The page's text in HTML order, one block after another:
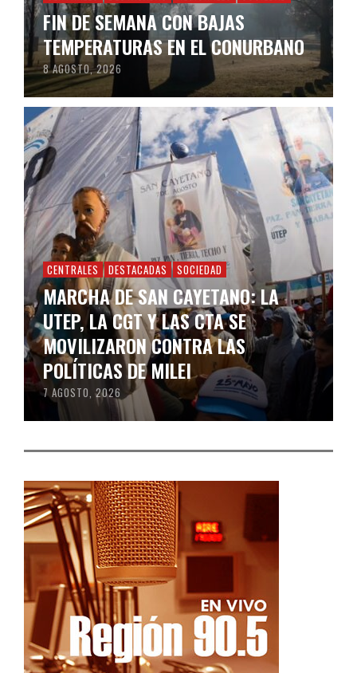
FIN DE SEMANA CON BAJAS
TEMPERATURAS EN EL CONURBANO
8 AGOSTO, 2026
CENTRALES DESTACADAS SOCIEDAD
MARCHA DE SAN CAYETANO: LA
UTEP, LA CGT Y LAS CTA SE
MOVILIZARON CONTRA LAS
POLÍTICAS DE MILEI
7 AGOSTO, 2026